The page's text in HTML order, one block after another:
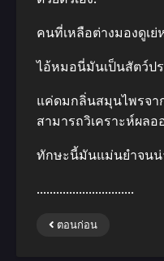
คนที่เหลือต่างมองดูเย่
ไอ้หมอนี่มันเป็นสัตว์ป
แค่ดมกลิ่นสมุนไพรจา
สามารถวิเคราะห์ผล
ทักษะนี้มันแม่นยำจนน่
…………………………
ตอนก่อน